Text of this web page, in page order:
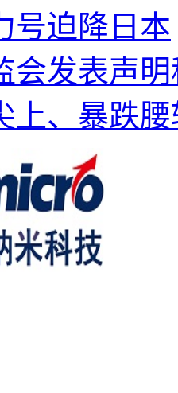
号迫降日本
会发表声
上、暴跌